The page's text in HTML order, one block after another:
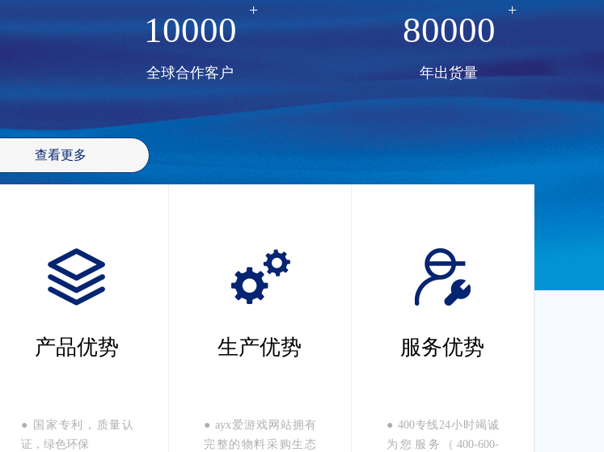
10000 +
全球合作客户
80000 +
年出货量
查看更多
产品优势
● 国家专利，质量认
证，绿色环保
生产优势
● ayx爱游戏网站拥有
完整的物料采购生态
服务优势
● 400专线24小时竭诚
为您服务（400-600-